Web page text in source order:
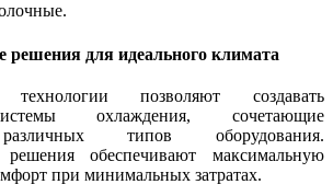
решения для идеального климата
технологии позволяют создавать
охлаждения, сочетающие
типов оборудования.
обеспечивают максимальную
при минимальных затратах.